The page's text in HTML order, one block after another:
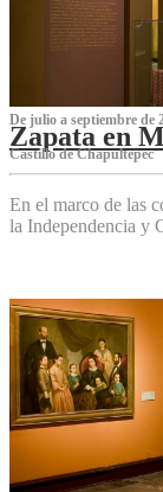
De julio a septiembre de
Zapata en
Castillo de Chapultepec
En el marco de las
la Independencia y